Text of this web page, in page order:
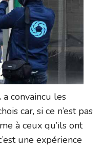
a convaincu les
car, si ce n’est pas
à ceux qu’ils ont
une expérience